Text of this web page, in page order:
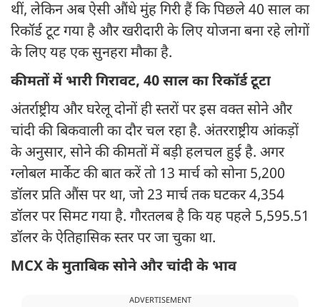
थीं, लेकिन अब ऐसी औंधे मुंह गिरी हैं कि पिछले 40 साल का
रिकॉर्ड टूट गया है और खरीदारी के लिए योजना बना रहे लोगों
के लिए यह एक सुनहरा मौका है.
कीमतों में भारी गिरावट, 40 साल का रिकॉर्ड टूटा
अंतर्राष्ट्रीय और घरेलू दोनों ही स्तरों पर इस वक्त सोने और
चांदी की बिकवाली का दौर चल रहा है. अंतरराष्ट्रीय आंकड़ों
के अनुसार, सोने की कीमतों में बड़ी हलचल हुई है. अगर
ग्लोबल मार्केट की बात करें तो 13 मार्च को सोना 5,200
डॉलर प्रति औंस पर था, जो 23 मार्च तक घटकर 4,354
डॉलर पर सिमट गया है. गौरतलब है कि यह पहले 5,595.51
डॉलर के ऐतिहासिक स्तर पर जा चुका था.
MCX के मुताबिक सोने और चांदी के भाव
ADVERTISEMENT